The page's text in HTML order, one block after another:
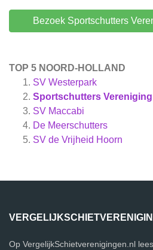
Bezoek Sportschutters
TOP 5 NOORD-HOLLAND
SV Westerpark
Sportschutters
SV Maccabi
De Meerschutters
SV de Vrijheid Hoorn
Op VergelijkSchietverenigingen.nl